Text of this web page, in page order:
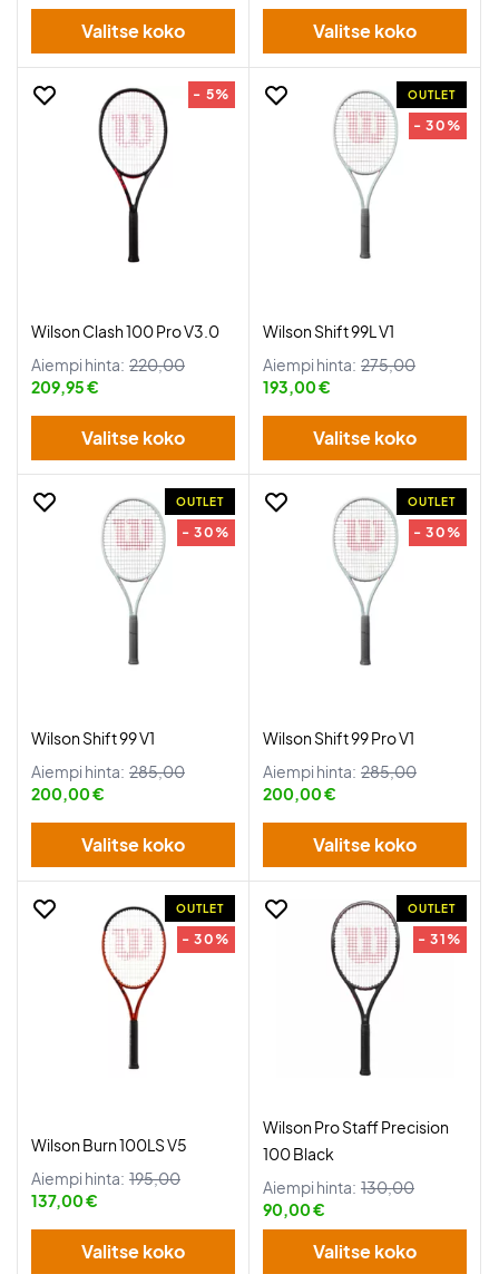
Valitse koko Valitse koko
- 5%
Wilson Clash 100 Pro V3.0
Aiempi hinta: 220,00
209,95 €
Valitse koko
OUTLET
- 30%
Wilson Shift 99L V1
Aiempi hinta: 275,00
193,00 €
Valitse koko
OUTLET
- 30%
Wilson Shift 99 V1
Aiempi hinta: 285,00
200,00 €
Valitse koko
OUTLET
- 30%
Wilson Shift 99 Pro V1
Aiempi hinta: 285,00
200,00 €
Valitse koko
OUTLET
- 30%
Wilson Burn 100LS V5
Aiempi hinta: 195,00
137,00 €
Valitse koko
OUTLET
- 31%
Wilson Pro Staff Precision
100 Black
Aiempi hinta: 130,00
90,00 €
Valitse koko